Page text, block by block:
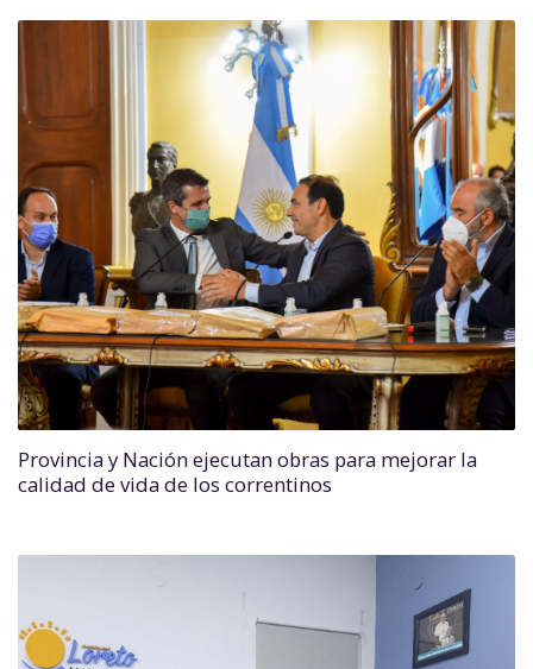
Provincia y Nación ejecutan obras para mejorar la
calidad de vida de los correntinos